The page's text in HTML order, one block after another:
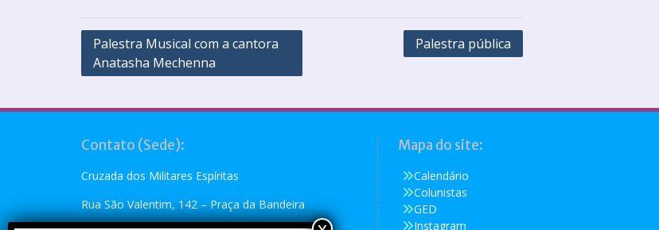
Palestra Musical com a cantora
Anatasha Mechenna
Palestra pública
Contato (Sede):
Cruzada dos Militares Espíritas
Rua São Valentim, 142 – Praça da Bandeira
Mapa do site:
Calendário
Colunistas
GED
Instagram